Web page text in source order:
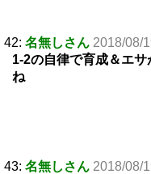
42: 名無しさん 2018/08/
1-2の自律で育成＆エ
ね
43: 名無しさん 2018/08/